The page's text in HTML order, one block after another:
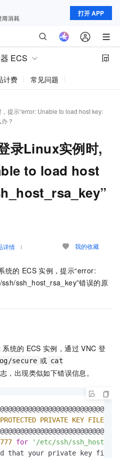
打开 APP
ECS
计费 常见问题
提示“error: Unable to load host key:
？
录Linux实例时,
to load host
详情 我的收藏
统的 ECS 实例，提示“error:
ssh_host_rsa_key”错误的原
系统的 ECS 实例，通过 VNC 登
secure 或 cat
，出现类似如下错误信息。
PRIVATE KEY FILE
for
'/etc/ssh/
that your private key